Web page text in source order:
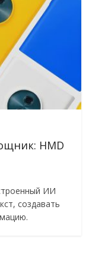
HMD
ИИ
создавать